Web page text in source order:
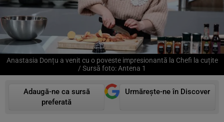
Anastasia Donțu a venit cu o poveste impresionantă la Chefi la cuțite
/ Sursă foto: Antena 1
Adaugă-ne ca sursă
preferată
Urmărește-ne în Discover